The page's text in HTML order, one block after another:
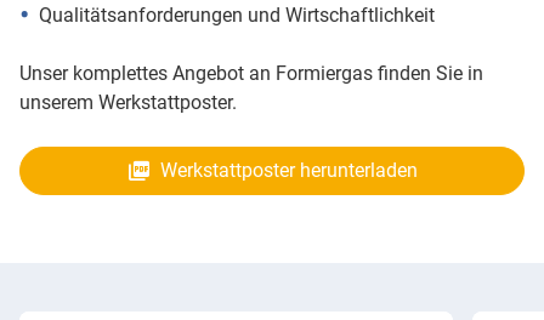
Qualitätsanforderungen und Wirtschaftlichkeit
Unser komplettes Angebot an Formiergas finden Sie in
unserem Werkstattposter.
Werkstattposter herunterladen